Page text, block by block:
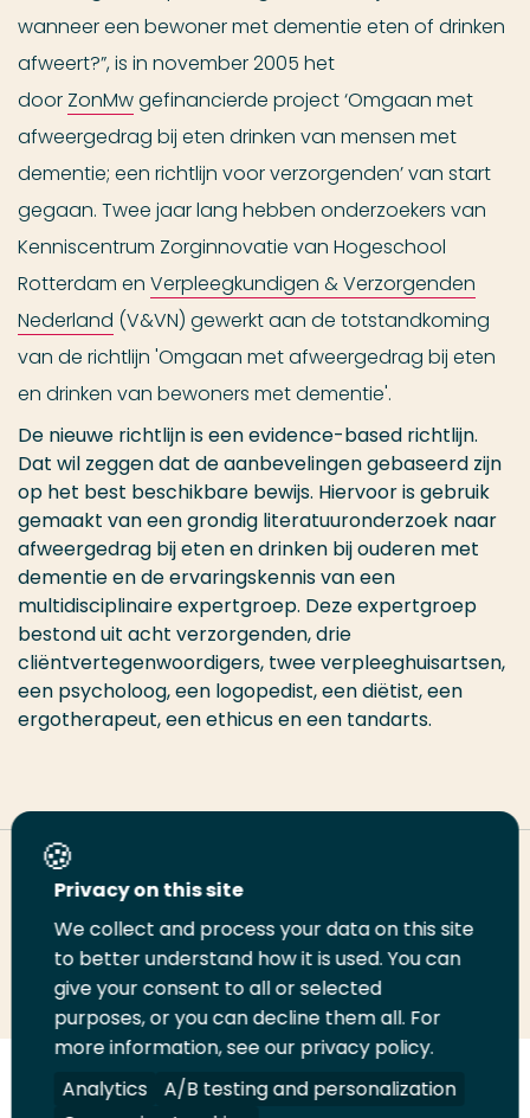
wanneer een bewoner met dementie eten of drinken
afweert?”, is in november 2005 het
door ZonMwgefinancierde project ‘Omgaan met
afweergedrag bij eten drinken van mensen met
dementie; een richtlijn voor verzorgenden’ van start
gegaan. Twee jaar lang hebben onderzoekers van
Kenniscentrum Zorginnovatie van Hogeschool
Rotterdam en Verpleegkundigen & Verzorgenden
Nederland (V&VN) gewerkt aan de totstandkoming
van de richtlijn 'Omgaan met afweergedrag bij eten
en drinken van bewoners met dementie'.
De nieuwe richtlijn is een evidence-based richtlijn.
Dat wil zeggen dat de aanbevelingen gebaseerd zijn
op het best beschikbare bewijs. Hiervoor is gebruik
gemaakt van een grondig literatuuronderzoek naar
afweergedrag bij eten en drinken bij ouderen met
dementie en de ervaringskennis van een
multidisciplinaire expertgroep. Deze expertgroep
bestond uit acht verzorgenden, drie
cliëntvertegenwoordigers, twee verpleeghuisartsen,
een psycholoog, een logopedist, een diëtist, een
ergotherapeut, een ethicus en een tandarts.
Deel deze pagina
Deel
LinkedIn
Deel
op
Twitter
Deel
op
Facebook
Email
deze
pagina
Print
deze
pagina
VolgVolgVolgVolg
Privacy on this site
We collect and process your data on this site
to better understand how it is used. You can
give your consent to all or selected
purposes, or you can decline them all. For
more information, see our privacy policy.
Analytics
A/B testing and personalization